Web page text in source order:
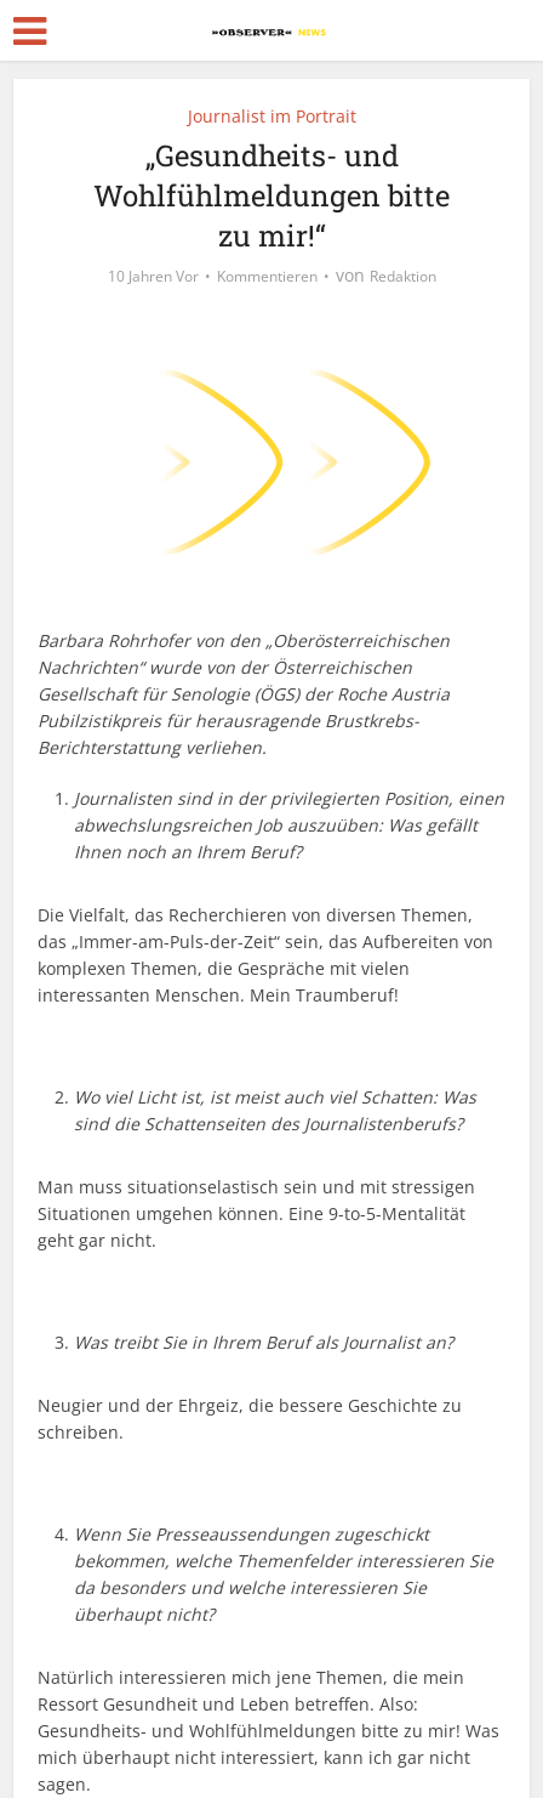
Journalist im Portrait
„Gesundheits- und
Wohlfühlmeldungen bitte
zu mir!“
10 Jahren Vor Kommentieren von Redaktion
Barbara Rohrhofer von den „Oberösterreichischen
Nachrichten“ wurde von der Österreichischen
Gesellschaft für Senologie (ÖGS) der Roche Austria
Pubilzistikpreis für herausragende Brustkrebs-
Berichterstattung verliehen.
Journalisten sind in der privilegierten Position, einen
abwechslungsreichen Job auszuüben: Was gefällt
Ihnen noch an Ihrem Beruf?
Die Vielfalt, das Recherchieren von diversen Themen,
das „Immer-am-Puls-der-Zeit“ sein, das Aufbereiten von
komplexen Themen, die Gespräche mit vielen
interessanten Menschen. Mein Traumberuf!
Wo viel Licht ist, ist meist auch viel Schatten: Was
sind die Schattenseiten des Journalistenberufs?
Man muss situationselastisch sein und mit stressigen
Situationen umgehen können. Eine 9-to-5-Mentalität
geht gar nicht.
Was treibt Sie in Ihrem Beruf als Journalist an?
Neugier und der Ehrgeiz, die bessere Geschichte zu
schreiben.
Wenn Sie Presseaussendungen zugeschickt
bekommen, welche Themenfelder interessieren Sie
da besonders und welche interessieren Sie
überhaupt nicht?
Natürlich interessieren mich jene Themen, die mein
Ressort Gesundheit und Leben betreffen. Also:
Gesundheits- und Wohlfühlmeldungen bitte zu mir! Was
mich überhaupt nicht interessiert, kann ich gar nicht
sagen.